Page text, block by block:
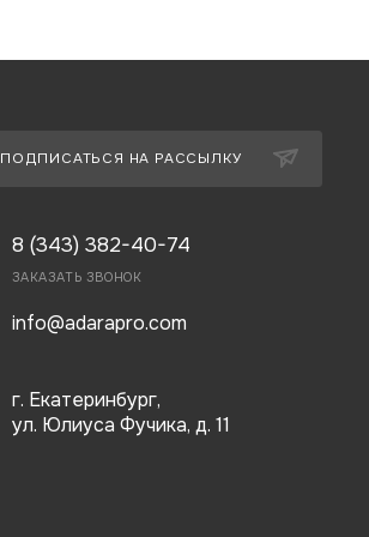
ПОДПИСАТЬСЯ НА РАССЫЛКУ
8 (343) 382-40-74
ЗАКАЗАТЬ ЗВОНОК
info@adarapro.com
г. Екатеринбург,
ул. Юлиуса Фучика, д. 11